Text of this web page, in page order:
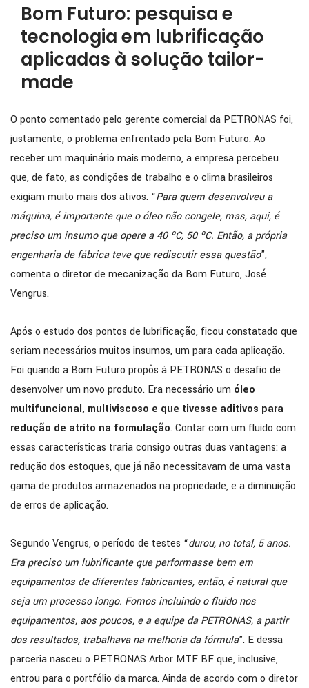
Bom Futuro: pesquisa e
tecnologia em lubrificação
aplicadas à solução tailor-
made
O ponto comentado pelo gerente comercial da PETRONAS foi,
justamente, o problema enfrentado pela Bom Futuro. Ao
receber um maquinário mais moderno, a empresa percebeu
que, de fato, as condições de trabalho e o clima brasileiros
exigiam muito mais dos ativos. “Para quem desenvolveu a
máquina, é importante que o óleo não congele, mas, aqui, é
preciso um insumo que opere a 40 ºC, 50 ºC. Então, a própria
engenharia de fábrica teve que rediscutir essa questão”,
comenta o diretor de mecanização da Bom Futuro, José
Vengrus.
Após o estudo dos pontos de lubrificação, ficou constatado que
seriam necessários muitos insumos, um para cada aplicação.
Foi quando a Bom Futuro propôs à PETRONAS o desafio de
desenvolver um novo produto. Era necessário um óleo
multifuncional, multiviscoso e que tivesse aditivos para
redução de atrito na formulação. Contar com um fluido com
essas características traria consigo outras duas vantagens: a
redução dos estoques, que já não necessitavam de uma vasta
gama de produtos armazenados na propriedade, e a diminuição
de erros de aplicação.
Segundo Vengrus, o período de testes “durou, no total, 5 anos.
Era preciso um lubrificante que performasse bem em
equipamentos de diferentes fabricantes, então, é natural que
seja um processo longo. Fomos incluindo o fluido nos
equipamentos, aos poucos, e a equipe da PETRONAS, a partir
dos resultados, trabalhava na melhoria da fórmula”. E dessa
parceria nasceu o PETRONAS Arbor MTF BF que, inclusive,
entrou para o portfólio da marca. Ainda de acordo com o diretor